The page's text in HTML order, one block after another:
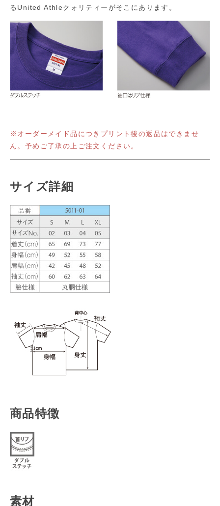
るUnited Athleクォリティーがそこにあります。
※オーダーメイド品につきプリント後の返品はできませ
ん。予めご了承の上ご注文ください。
サイズ詳細
商品特徴
素材